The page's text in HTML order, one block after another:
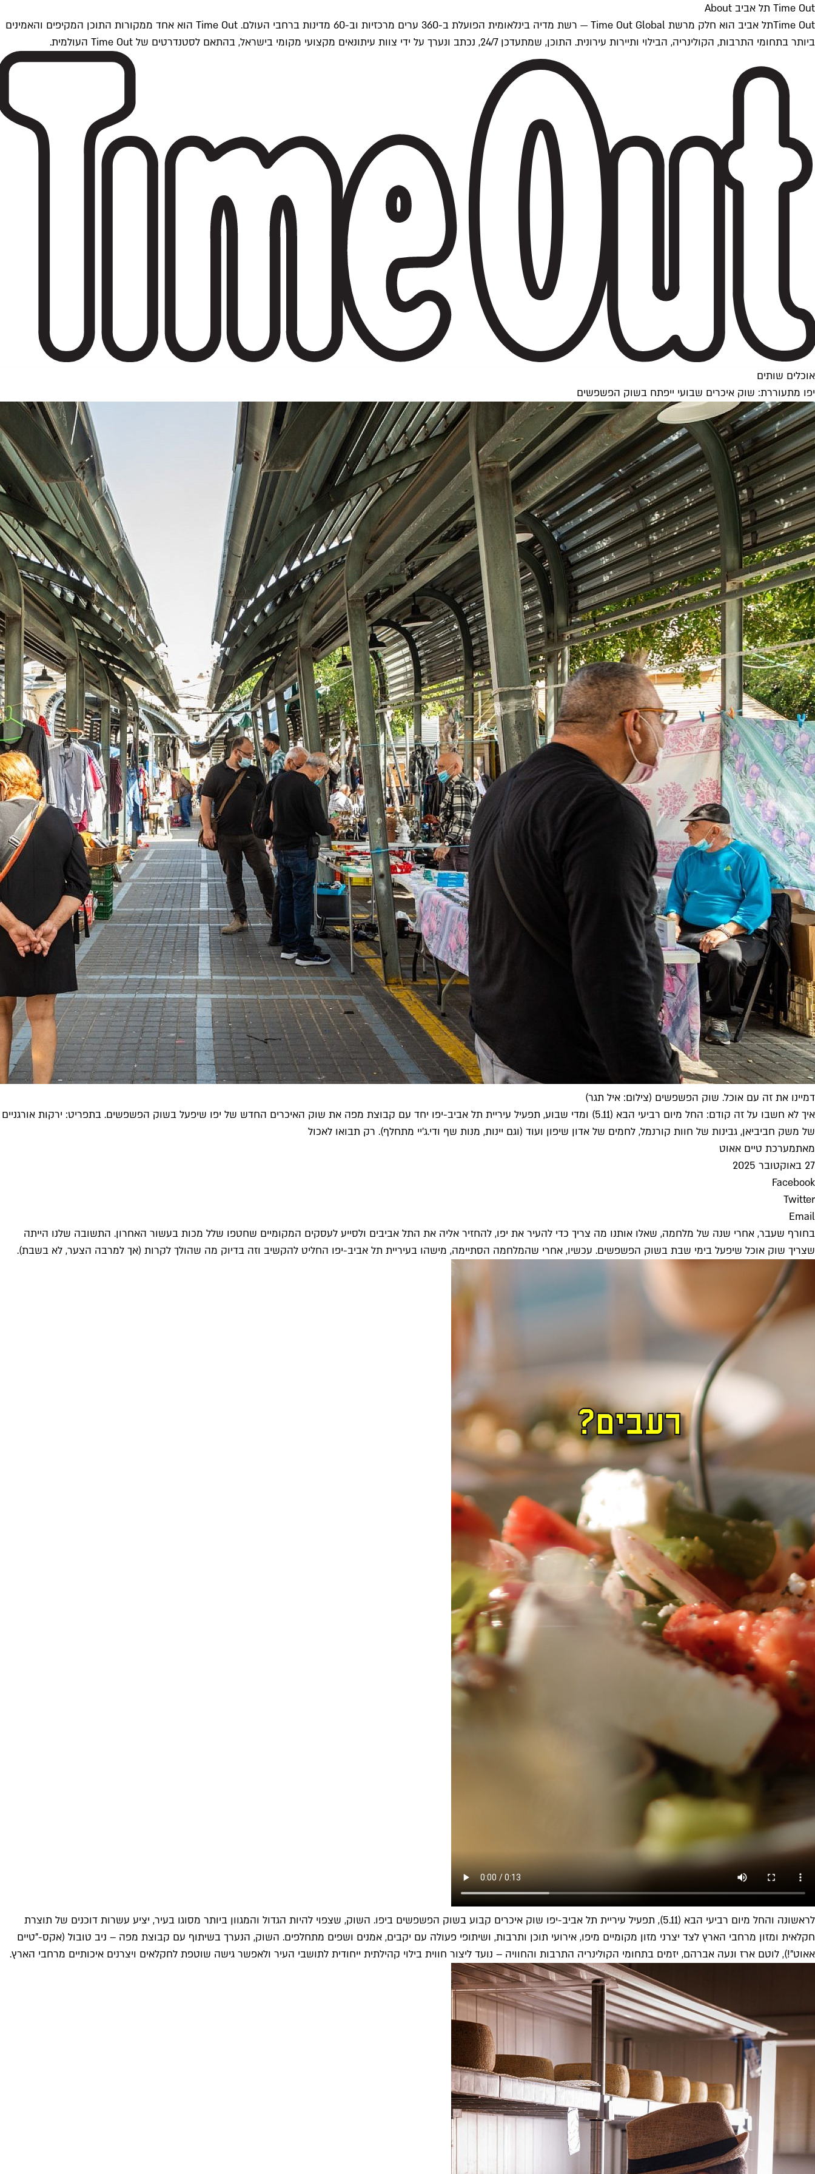
Time Out תל אביב About
Time Outתל אביב הוא חלק מרשת Time Out Global — רשת מדיה בינלאומית הפועלת ב-360 ערים מרכזיות וב-60 מדינות ברחבי העולם. Time Out הוא אחד ממקורות התוכן המקיפים והאמינים
ביותר בתחומי התרבות, הקולינריה, הבילוי ותיירות עירונית. התוכן, שמתעדכן 24/7, נכתב ונערך על ידי צוות עיתונאים מקצועי מקומי בישראל, בהתאם לסטנדרטים של Time Out העולמית.
אוכלים שותים
יפו מתעוררת: שוק איכרים שבועי ייפתח בשוק הפשפשים
דמיינו את זה עם אוכל. שוק הפשפשים (צילום: איל תגר)
איך לא חשבו על זה קודם: החל מיום רביעי הבא (5.11) ומדי שבוע, תפעיל עיריית תל אביב-יפו יחד עם קבוצת מפה את שוק האיכרים החדש של יפו שיפעל בשוק הפשפשים. בתפריט: ירקות אורגניים
של משק חביביאן, גבינות של חוות קורנמל, לחמים של אדון שיפון ועוד (וגם יינות, מנות שף ודי.ג'יי מתחלף). רק תבואו לאכול
מאתמערכת טיים אאוט
27 באוקטובר 2025
Facebook
Twitter
Email
בחורף שעבר, אחרי שנה של מלחמה, שאלו אותנו מה צריך כדי להעיר את יפו, להחזיר אליה את התל אביבים ולסייע לעסקים המקומיים שחטפו שלל מכות בעשור האחרון. התשובה שלנו הייתה
שצריך שוק אוכל שיפעל בימי שבת בשוק הפשפשים. עכשיו, אחרי שהמלחמה הסתיימה, מישהו בעיריית תל אביב-יפו החליט להקשיב וזה בדיוק מה שהולך לקרות (אך למרבה הצער, לא בשבת).
לראשונה והחל מיום רביעי הבא (5.11), תפעיל עיריית תל אביב-יפו שוק איכרים קבוע בשוק הפשפשים ביפו. השוק, שצפוי להיות הגדול והמגוון ביותר מסוגו בעיר, יציע עשרות דוכנים של תוצרת
חקלאית ומזון מרחבי הארץ לצד יצרני מזון מקומיים מיפו, אירועי תוכן ותרבות, ושיתופי פעולה עם יקבים, אמנים ושפים מתחלפים. השוק, הנערך בשיתוף עם קבוצת מפה – ניב טובול (אקס-"טיים
אאוט"!), לוטם ארז ונעה אברהם, יזמים בתחומי הקולינריה התרבות והחוויה – נועד ליצור חווית בילוי קהילתית ייחודית לתושבי העיר ולאפשר גישה שוטפת לחקלאים ויצרנים איכותיים מרחבי הארץ.